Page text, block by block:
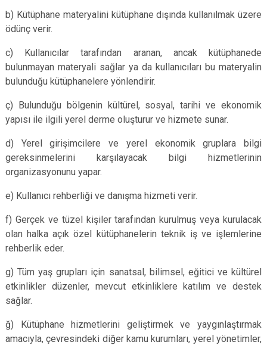
b) Kütüphane materyalini kütüphane dışında kullanılmak üzere
ödünç verir.
c) Kullanıcılar tarafından aranan, ancak kütüphanede
bulunmayan materyali sağlar ya da kullanıcıları bu materyalin
bulunduğu kütüphanelere yönlendirir.
ç) Bulunduğu bölgenin kültürel, sosyal, tarihi ve ekonomik
yapısı ile ilgili yerel derme oluşturur ve hizmete sunar.
d) Yerel girişimcilere ve yerel ekonomik gruplara bilgi
gereksinmelerini karşılayacak bilgi hizmetlerinin
organizasyonunu yapar.
e) Kullanıcı rehberliği ve danışma hizmeti verir.
f) Gerçek ve tüzel kişiler tarafından kurulmuş veya kurulacak
olan halka açık özel kütüphanelerin teknik iş ve işlemlerine
rehberlik eder.
g) Tüm yaş grupları için sanatsal, bilimsel, eğitici ve kültürel
etkinlikler düzenler, mevcut etkinliklere katılım ve destek
sağlar.
ğ) Kütüphane hizmetlerini geliştirmek ve yaygınlaştırmak
amacıyla, çevresindeki diğer kamu kurumları, yerel yönetimler,